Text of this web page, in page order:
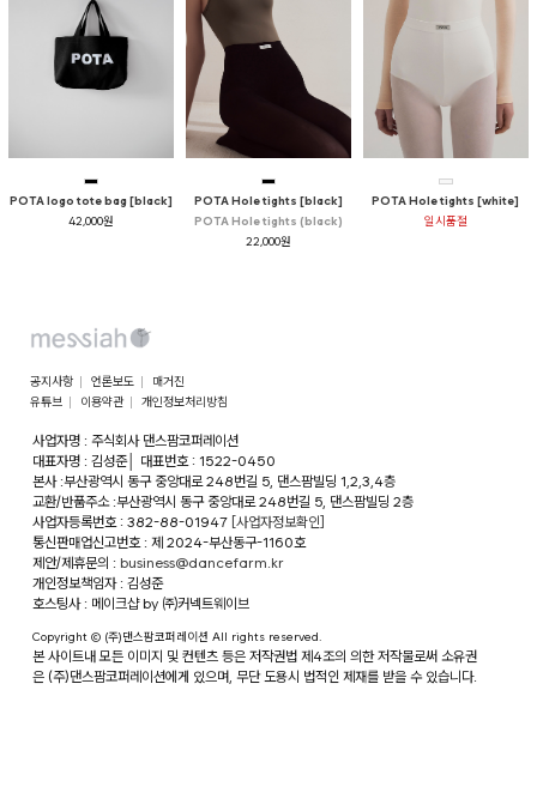
POTA logo tote bag [black]
42,000원
POTA Hole tights [black]
POTA Hole tights (black)
22,000원
POTA Hole tights [white]
일시품절
공지사항 언론보도
매거진
유튜브
이용약관 개인정보처리방침
사업자명 : 주식회사 댄스팜코퍼레이션
대표자명 : 김성준│
대표번호 : 1522-0450
본사 :부산광역시 동구 중앙대로 248번길 5, 댄스팜빌딩 1,2,3,4층
교환/반품주소 :부산광역시 동구 중앙대로 248번길 5, 댄스팜빌딩 2층
사업자등록번호 : 382-88-01947 [사업자정보확인]
통신판매업신고번호 : 제 2024-부산동구-1160호
제안/제휴문의 : business@dancefarm.kr
개인정보책임자 : 김성준
호스팅사 : 메이크샵 by ㈜커넥트웨이브
Copyright © (주)댄스팜코퍼레이션 All rights reserved.
본 사이트내 모든 이미지 및 컨텐츠 등은 저작권법 제4조의 의한 저작물로써 소유권
은 (주)댄스팜코퍼레이션에게 있으며, 무단 도용시 법적인 제재를 받을 수 있습니다.